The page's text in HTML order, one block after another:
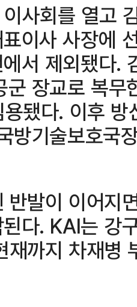
사회를 열고
이사 사장에
서 제외됐다.
군 장교로 복
됐다. 이후 방
방기술보호국
반발이 이어지
다. KAI는 강
재까지 차재병